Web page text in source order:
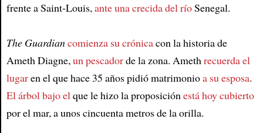
frente a Saint-Louis,ante una crecida del ríoSenegal.
The Guardiancomienza su crónicacon la historia de
Ameth Diagne,un pescadorde la zona. Amethrecuerda el
lugaren el que hace 35 años pidió matrimonioa su esposa.
El árbol bajo elque le hizo la proposiciónestá hoy cubierto
por el mar, a unos cincuenta metros de la orilla.